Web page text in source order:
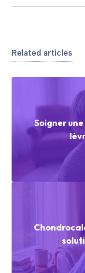
Related articles
Soigner